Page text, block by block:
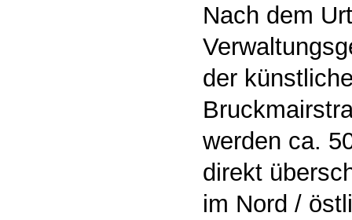
Nach dem
der
werden ca.
direkt
im Nord /